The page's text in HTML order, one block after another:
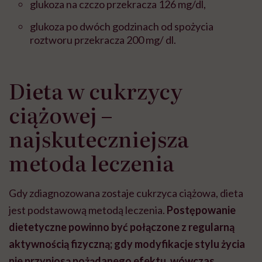
glukoza na czczo przekracza 126 mg/dl,
glukoza po dwóch godzinach od spożycia
roztworu przekracza 200 mg/ dl.
Dieta w cukrzycy
ciążowej –
najskuteczniejsza
metoda leczenia
Gdy zdiagnozowana zostaje cukrzyca ciążowa, dieta
jest podstawową metodą leczenia. Postępowanie
dietetyczne powinno być połączone z regularną
aktywnością fizyczną; gdy modyfikacje stylu życia